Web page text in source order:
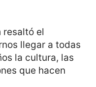
resaltó el
llegar a todas
la cultura, las
que hacen